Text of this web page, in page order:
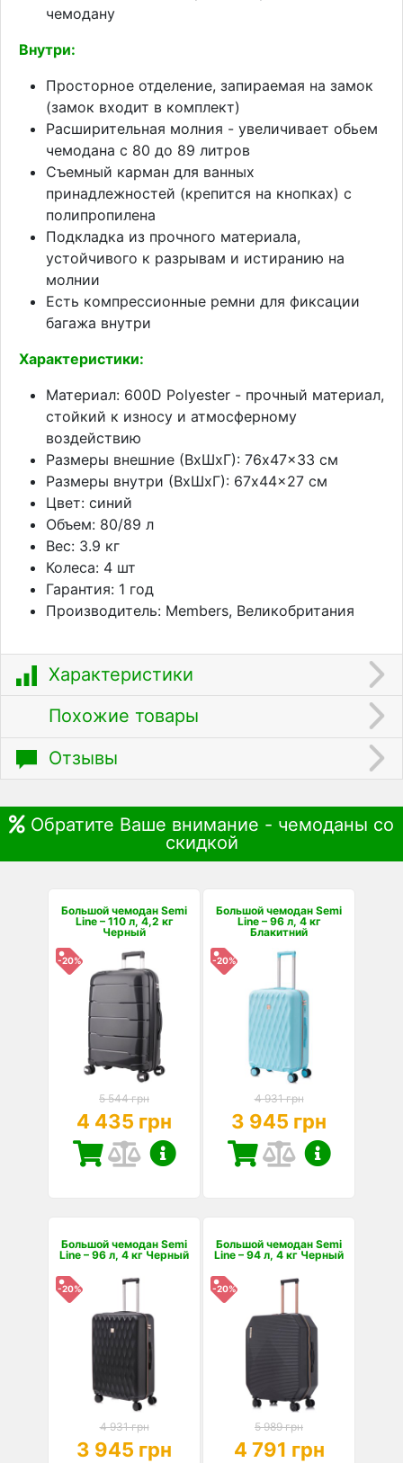
чемодану
Внутри:
Просторное отделение, запираемая на замок
(замок входит в комплект)
Расширительная молния - увеличивает обьем
чемодана с 80 до 89 литров
Съемный карман для ванных
принадлежностей (крепится на кнопках) с
полипропилена
Подкладка из прочного материала,
устойчивого к разрывам и истиранию на
молнии
Есть компрессионные ремни для фиксации
багажа внутри
Характеристики:
Материал: 600D Polyester - прочный материал,
стойкий к износу и атмосферному
воздействию
Размеры внешние (ВхШхГ): 76x47x33 см
Размеры внутри (ВхШхГ): 67x44x27 см
Цвет: синий
Объем: 80/89 л
Вес: 3.9 кг
Колеса: 4 шт
Гарантия: 1 год
Производитель: Members, Великобритания
Характеристики
Похожие товары
Отзывы
Обратите Ваше внимание - чемоданы со
скидкой
Большой чемодан Semi
Line – 110 л, 4,2 кг
Черный
-20%
5 544 грн
4 435 грн
Большой чемодан Semi
Line – 96 л, 4 кг
Блакитний
-20%
4 931 грн
3 945 грн
Большой чемодан Semi
Line – 96 л, 4 кг Черный
-20%
4 931 грн
3 945 грн
Большой чемодан Semi
Line – 94 л, 4 кг Черный
-20%
5 989 грн
4 791 грн